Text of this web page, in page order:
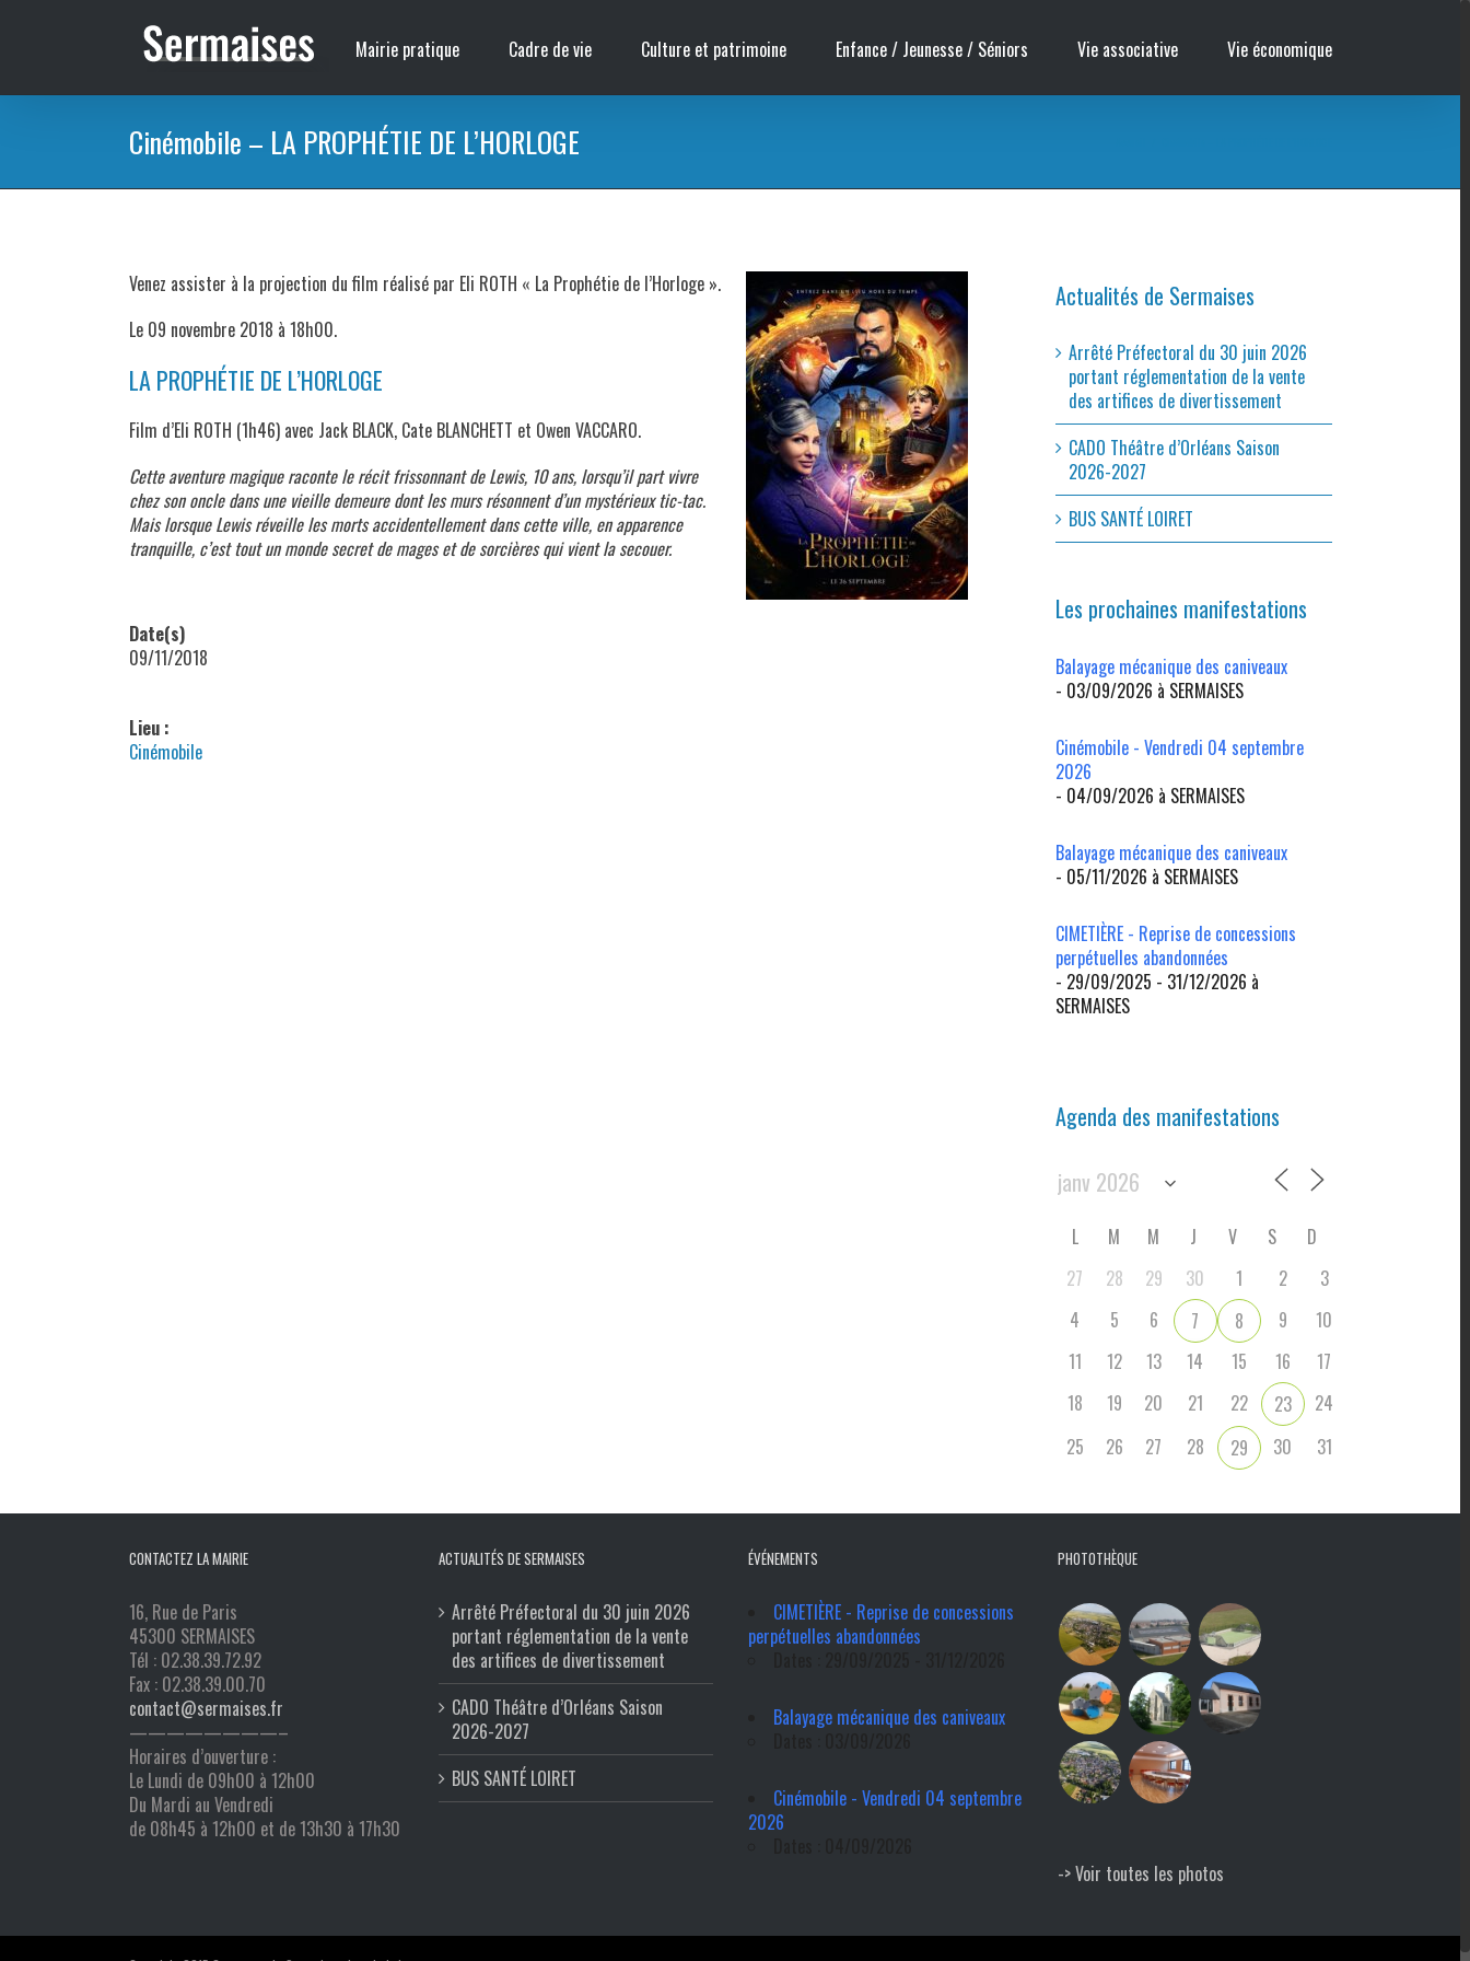
Mairie pratique Cadre de vie Culture et patrimoine Enfance / Jeunesse / Séniors Vie associative Vie économique
Cinémobile – LA PROPHÉTIE DE L’HORLOGE
Venez assister à la projection du film réalisé par Eli ROTH « La Prophétie de l’Horloge ».
Le 09 novembre 2018 à 18h00.
LA PROPHÉTIE DE L’HORLOGE
Film d’Eli ROTH (1h46) avec Jack BLACK, Cate BLANCHETT et Owen VACCARO.
Cette aventure magique raconte le récit frissonnant de Lewis, 10 ans, lorsqu’il part vivre
chez son oncle dans une vieille demeure dont les murs résonnent d’un mystérieux tic-tac.
Mais lorsque Lewis réveille les morts accidentellement dans cette ville, en apparence
tranquille, c’est tout un monde secret de mages et de sorcières qui vient la secouer.
Date(s)
09/11/2018
Lieu :
Cinémobile
Actualités de Sermaises
Arrêté Préfectoral du 30 juin 2026
portant réglementation de la vente
des artifices de divertissement
CADO Théâtre d’Orléans Saison
2026-2027
BUS SANTÉ LOIRET
Les prochaines manifestations
Balayage mécanique des caniveaux
- 03/09/2026 à SERMAISES
Cinémobile - Vendredi 04 septembre
2026
- 04/09/2026 à SERMAISES
Balayage mécanique des caniveaux
- 05/11/2026 à SERMAISES
CIMETIÈRE - Reprise de concessions
perpétuelles abandonnées
- 29/09/2025 - 31/12/2026 à
SERMAISES
Agenda des manifestations
L M M J V S
D
27
28 29 30 1 2
3
4
5 6 7 8 9
10
11
12 13 14 15 16
17
18
19 20 21 22 23
24
25
26 27 28 29 30 31
CONTACTEZ LA MAIRIE
16, Rue de Paris
45300 SERMAISES
Tél : 02.38.39.72.92
Fax : 02.38.39.00.70
contact@sermaises.fr
————————–
Horaires d’ouverture :
Le Lundi de 09h00 à 12h00
Du Mardi au Vendredi
de 08h45 à 12h00 et de 13h30 à 17h30
ACTUALITÉS DE SERMAISES
Arrêté Préfectoral du 30 juin 2026
portant réglementation de la vente
des artifices de divertissement
CADO Théâtre d’Orléans Saison
2026-2027
BUS SANTÉ LOIRET
ÉVÉNEMENTS
CIMETIÈRE - Reprise de concessions
perpétuelles abandonnées
Balayage mécanique des caniveaux
Cinémobile - Vendredi 04 septembre
2026
PHOTOTHÈQUE
-> Voir toutes les photos